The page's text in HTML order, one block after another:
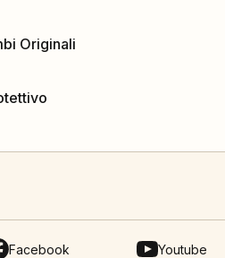
Originali
Facebook Youtube